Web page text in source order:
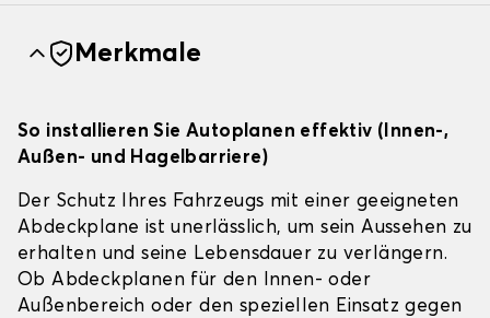
Merkmale
So installieren Sie Autoplanen effektiv (Innen-,
Außen- und Hagelbarriere)
Der Schutz Ihres Fahrzeugs mit einer geeigneten
Abdeckplane ist unerlässlich, um sein Aussehen zu
erhalten und seine Lebensdauer zu verlängern.
Ob Abdeckplanen für den Innen- oder
Außenbereich oder den speziellen Einsatz gegen